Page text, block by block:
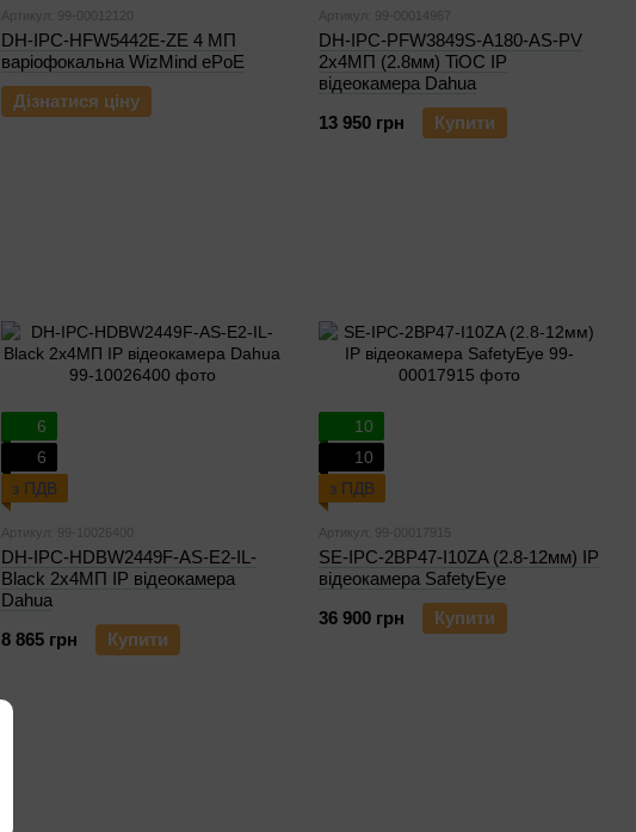
Артикул: 99-00012120
DH-IPC-HFW5442E-ZE 4 МП
варіофокальна WizMind ePoE
Дізнатися ціну
Артикул: 99-00014967
DH-IPC-PFW3849S-A180-AS-PV
2x4МП (2.8мм) TiOC IP
відеокамера Dahua
13 950 грн
Купити
6
6
з ПДВ
Артикул: 99-10026400
DH-IPC-HDBW2449F-AS-E2-IL-
Black 2x4МП IP відеокамера
Dahua
8 865 грн
Купити
10
10
з ПДВ
Артикул: 99-00017915
SE-IPC-2BP47-I10ZA (2.8-12мм) IP
відеокамера SafetyEye
36 900 грн
Купити